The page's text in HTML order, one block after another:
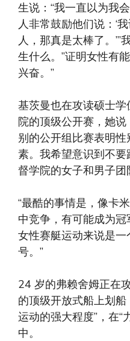
生说：“我一直以为我
人非常鼓励他们说：‘
人，那真是太棒了。’”
生什么。”证明女性有
兴奋。”
基茨曼也在攻读硕士
院的顶级公开赛，她
别的公开组比赛表明
素。我希望意识到不
督学院的女子和男子团
“最酷的事情是，像卡
中竞争，有可能成为
女性赛艇运动来说是
号。”
24 岁的弗赖舍姆正在
的顶级开放式船上划
运动的强大程度”，在“
中。